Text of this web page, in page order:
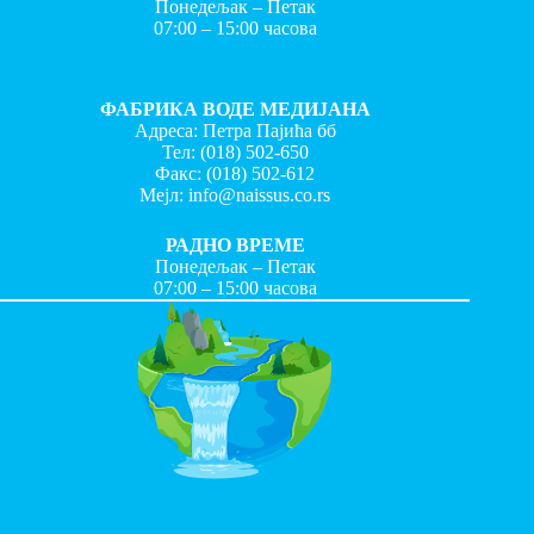
Понедељак – Петак
07:00 – 15:00 часова
ФАБРИКА ВОДЕ МЕДИЈАНА
Адреса: Петра Пајића бб
Тел: (018) 502-650
Факс:(018) 502-612
Мејл:info@naissus.co.rs
РАДНО ВРЕМЕ
Понедељак – Петак
07:00 – 15:00 часова